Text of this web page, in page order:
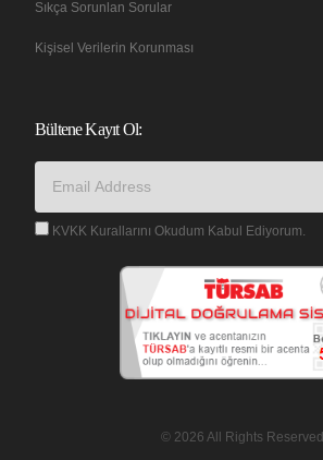
Sıkça Sorunlan Sorular
Kişisel Verilerin Korunması
Bültene Kayıt Ol:
KVKK Kurallarını Okudum Kabul Ediyorum.
© 2026 All Rights Reserved.